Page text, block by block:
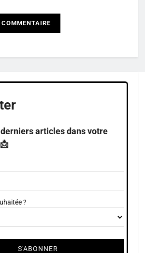
derniers articles dans votre
?